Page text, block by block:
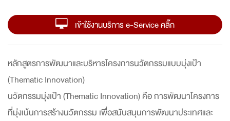
เข้าใช้งานบริการ e-Service คลิ๊ก
หลักสูตรการพัฒนาและบริหารโครงการนวัตกรรมแบบมุ่งเป้า
(Thematic Innovation)
นวัตกรรมมุ่งเป้า (Thematic Innovation) คือ การพัฒนาโครงการ
ที่มุ่งเน้นการสร้างนวัตกรรม เพื่อสนับสนุนการพัฒนาประเทศและ